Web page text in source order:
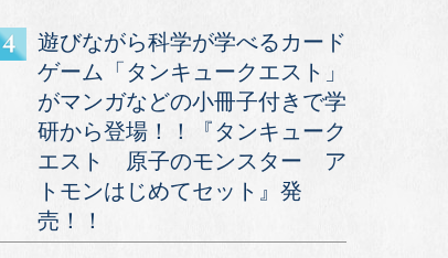
遊びながら科学が学べるカード
ゲーム「タンキュークエスト」
がマンガなどの小冊子付きで学
研から登場！！『タンキューク
エスト 原子のモンスター ア
トモンはじめてセット』発
売！！